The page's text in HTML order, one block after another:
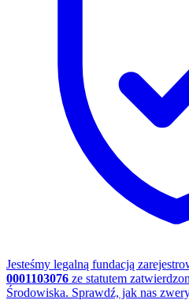
Jesteśmy legalną fundacją
0001103076 ze statutem
Środowiska. Sprawdź, jak nas